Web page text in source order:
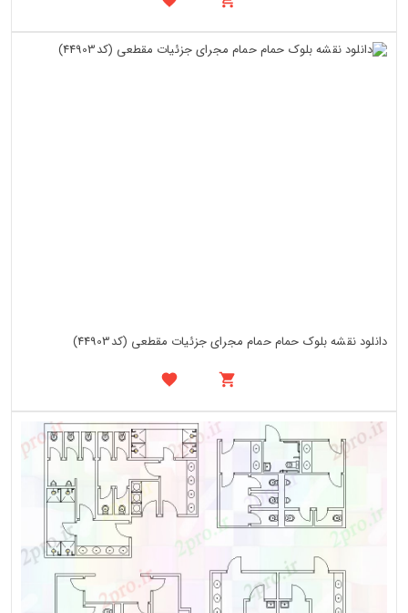
دانلود نقشه بلوک حمام حمام مجرای جزئیات مقطعی (کد44903)